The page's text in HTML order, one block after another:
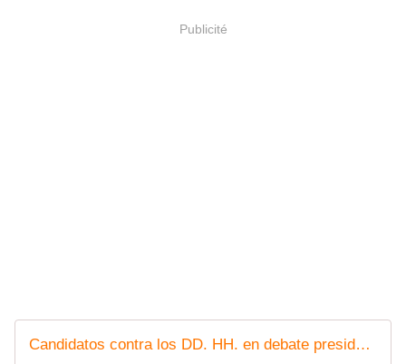
Publicité
Candidatos contra los DD. HH. en debate presidencial